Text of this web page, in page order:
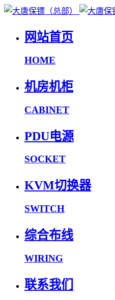
网站首页
HOME
机房机柜
CABINET
PDU电源
SOCKET
KVM切换器
SWITCH
综合布线
WIRING
联系我们